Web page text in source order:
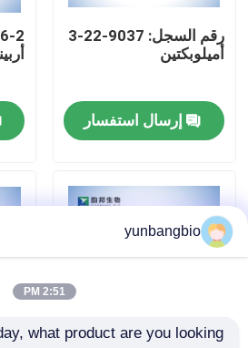
مراقبة الجودة
اتصل بنا
حالات
الكواشف البيوكيميائية
رقم السجل: 9037-22-3
أميلوبكتين
إرسال استفسار
2
yunbangbio
2:51 PM
what product are you looking